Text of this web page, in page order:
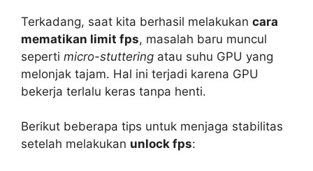
Terkadang, saat kita berhasil melakukan cara
mematikan limit fps, masalah baru muncul
seperti micro-stuttering atau suhu GPU yang
melonjak tajam. Hal ini terjadi karena GPU
bekerja terlalu keras tanpa henti.
Berikut beberapa tips untuk menjaga stabilitas
setelah melakukan unlock fps: